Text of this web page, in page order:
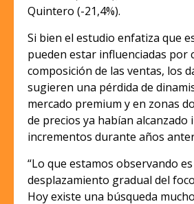
Quintero (-21,4%).
Si bien el estudio enfatiza que
pueden estar influenciadas por
composición de las ventas, los
sugieren una pérdida de
mercado premium y en zonas
de precios ya habían
incrementos durante años
“Lo que estamos observando
desplazamiento gradual del
Hoy existe una búsqueda